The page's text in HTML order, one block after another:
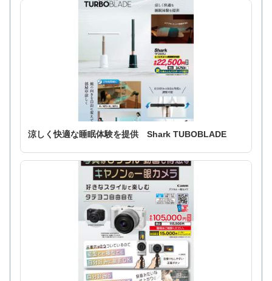
涼しく快適な睡眠体験を提供 Shark TUBOBLADE